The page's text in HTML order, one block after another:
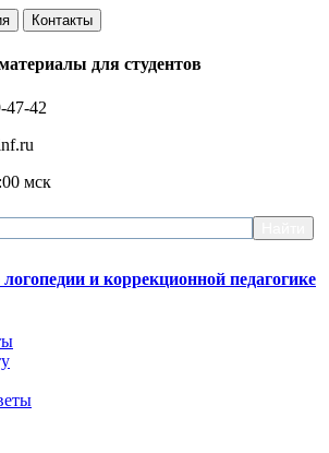
Контакты
для студентов
47-42
мск
и коррекционной педагогике